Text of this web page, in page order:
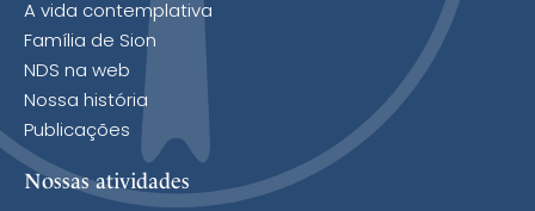
A vida contemplativa
Família de Sion
NDS na web
Nossa história
Publicações
Nossas atividades